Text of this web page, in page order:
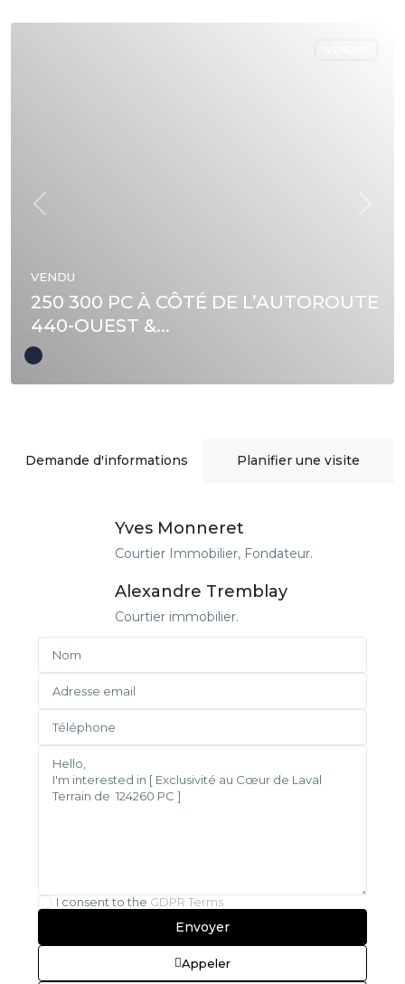
Précédent
VENDU
250 300 PC À CÔTÉ DE L’AUTOROUTE
440-OUEST &...
Demande d'informations Planifier une visite
Yves Monneret
Courtier Immobilier, Fondateur.
Alexandre Tremblay
Courtier immobilier.
I consent to the GDPR Terms
Appeler